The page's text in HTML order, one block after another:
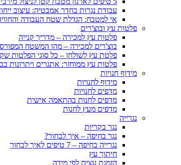
עבודת נגרות בחדר אמבטיה: עיצוב
אי למטבח: הגדלת שטח העבודה
פלטות עץ ובוצ'רים
פלטות עץ למכירה – מדריך קנייה
בוצ'רים למכירה – מהו המשטח
פלטת עץ לשולחן – כל סוגי הפלטות
פלטות עץ ממוחזר: אתגרים ויתרונות
מידוף חנויות
מידוף לחנויות
מדפים לחנויות
מדפים לחנות בהתאמה אישית
מדפים מעץ לחנות
נגרייה
נגר בקריות
נגר בחיפה – איך לבחור?
נגרייה בחיפה – 7 טיפים לאיך לבחור
חיתוך עץ
הזמנת עצים לפי מידה